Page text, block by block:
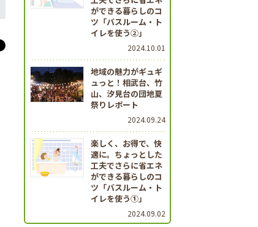
ができる暮らしのコ
ツ「バスルーム・ト
イレを使う②」
2024.10.01
地域の魅力がギュギ
ュっと！相武台、竹
山、汐見台の団地夏
祭りレポート
2024.09.24
楽しく、お得で、快
適に。ちょっとした
工夫でさらに省エネ
ができる暮らしのコ
ツ「バスルーム・ト
イレを使う①」
2024.09.02